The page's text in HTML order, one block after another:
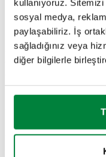
kullanıyoruz. Sitemizi
sosyal medya,
paylaşabiliriz. İş
sağladığınız veya
diğer bilgilerle
Uzmanlık akışımız
paylaşarak mümkün
anlamına gelir. Bu
çözümlerimizi
Caleffi'nin yeni logo
eden bir keşif
alarak onun en ayırt